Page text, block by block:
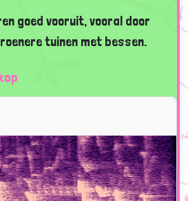
goed vooruit, vooral door
tuinen met bessen.